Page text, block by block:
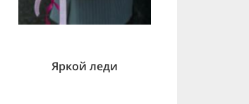
Яркой леди